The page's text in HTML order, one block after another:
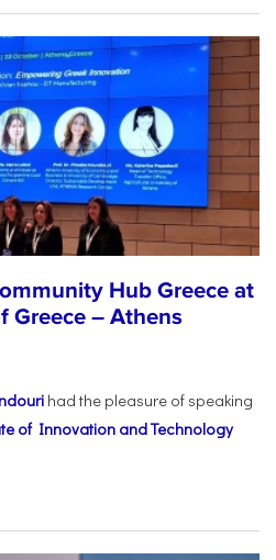
Hub Greece at
Greece – Athens
had the pleasure of speaking
of Innovation and Technology